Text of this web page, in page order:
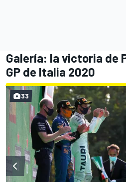
Galería: la victoria de
GP de Italia 2020
33